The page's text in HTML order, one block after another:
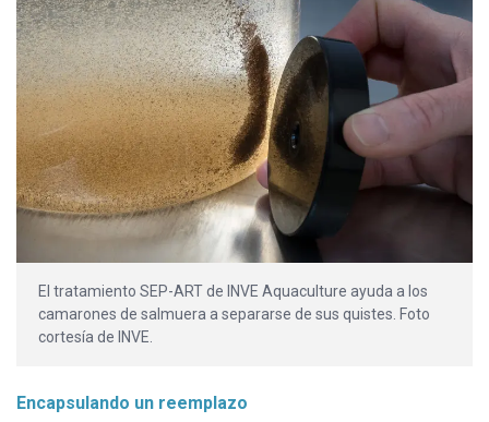
El tratamiento SEP-ART de INVE Aquaculture ayuda a los
camarones de salmuera a separarse de sus quistes. Foto
cortesía de INVE.
Encapsulando un reemplazo